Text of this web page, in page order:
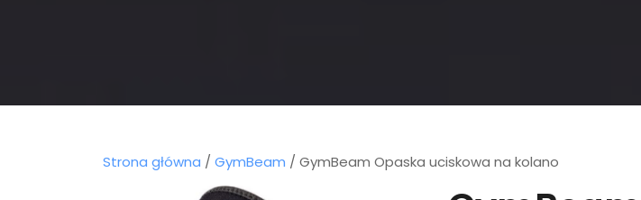
Strona główna / GymBeam / GymBeam Opaska uciskowa na kolano